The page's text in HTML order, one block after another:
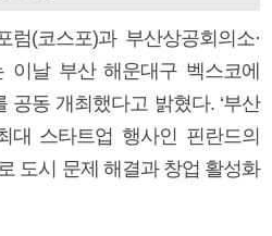
럼(코스포)과 부산상공회의소·
이날 부산 해운대구 벡스코에
공동 개최했다고 밝혔다. ‘부산
대 스타트업 행사인 핀란드의
도시 문제 해결과 창업 활성화